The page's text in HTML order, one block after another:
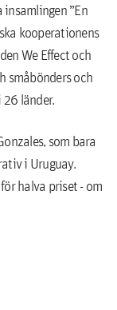
”En
kooperationens
We Effect och
småbönders och
länder.
som bara
i Uruguay.
halva priset - om